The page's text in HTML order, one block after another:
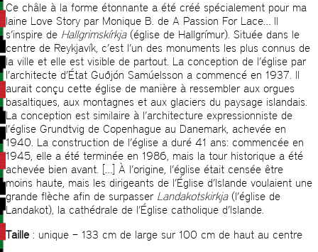
Ce châle à la forme étonnante a été créé spécialement pour ma
laine Love Story par Monique B. de A Passion For Lace… Il
s’inspire de Hallgrimskírkja(église de Hallgrímur). Située dans le
centre de Reykjavík, c’est l’un des monuments les plus connus de
la ville et elle est visible de partout. La conception de l’église par
l’architecte d’État Guðjón Samúelsson a commencé en 1937. Il
aurait conçu cette église de manière à ressembler aux orgues
basaltiques, aux montagnes et aux glaciers du paysage islandais.
La conception est similaire à l’architecture expressionniste de
l’église Grundtvig de Copenhague au Danemark, achevée en
1940. La construction de l’église a duré 41 ans: commencée en
1945, elle a été terminée en 1986, mais la tour historique a été
achevée bien avant. […] À l’origine, l’église était censée être
moins haute, mais les dirigeants de l’Église d’Islande voulaient une
grande flèche afin de surpasser Landakotskirkja(l’église de
Landakot), la cathédrale de l’Église catholique d’Islande.
Taille : unique – 133 cm de large sur 100 cm de haut au centre